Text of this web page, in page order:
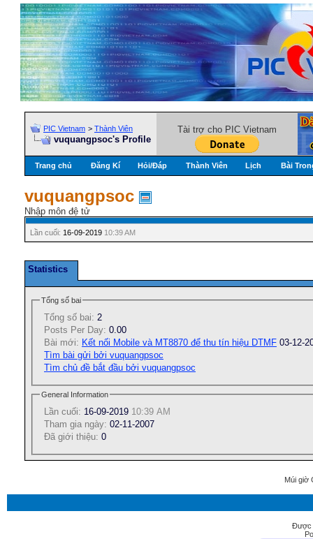
PIC Vietnam > Thành Viên
vuquangpsoc's Profile
Tài trợ cho PIC Vietnam
Trang chủ Đăng Kí Hỏi/Ðáp Thành Viên Lịch Bài
vuquangpsoc
Nhập môn đệ tử
Lần cuối: 16-09-2019 10:39 AM
Statistics
Tổng số bai
Tổng số bai: 2
Posts Per Day: 0.00
Bài mới: Kết nối Mobile và MT8870 để thu tín hiệu DTMF 03-12-
Tìm bài gửi bởi vuquangpsoc
Tìm chủ đề bắt đầu bởi vuquangpsoc
General Information
Lần cuối: 16-09-2019 10:39 AM
Tham gia ngày: 02-11-2007
Ðã giới thiệu: 0
Múi giờ
Được